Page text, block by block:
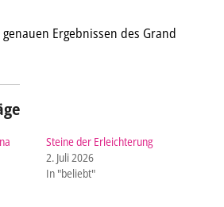
Ergebnissen des Grand
Steine der Erleichterung
2. Juli 2026
In "beliebt"